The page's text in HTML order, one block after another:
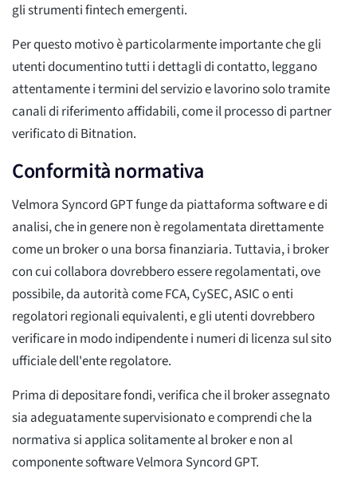
gli strumenti fintech emergenti.
Per questo motivo è particolarmente importante che gli
utenti documentino tutti i dettagli di contatto, leggano
attentamente i termini del servizio e lavorino solo tramite
canali di riferimento affidabili, come il processo di partner
verificato di Bitnation.
Conformità normativa
Velmora Syncord GPT funge da piattaforma software e di
analisi, che in genere non è regolamentata direttamente
come un broker o una borsa finanziaria. Tuttavia, i broker
con cui collabora dovrebbero essere regolamentati, ove
possibile, da autorità come FCA, CySEC, ASIC o enti
regolatori regionali equivalenti, e gli utenti dovrebbero
verificare in modo indipendente i numeri di licenza sul sito
ufficiale dell'ente regolatore.
Prima di depositare fondi, verifica che il broker assegnato
sia adeguatamente supervisionato e comprendi che la
normativa si applica solitamente al broker e non al
componente software Velmora Syncord GPT.